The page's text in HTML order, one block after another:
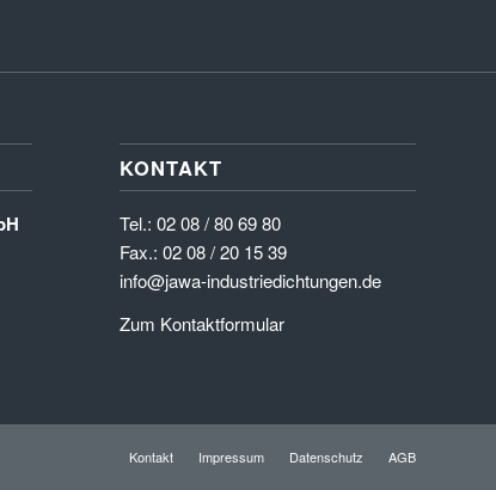
KONTAKT
Tel.: 02 08 / 80 69 80
Fax.: 02 08 / 20 15 39
info@jawa-industriedichtungen.de
Zum Kontaktformular
Kontakt Impressum Datenschutz AGB